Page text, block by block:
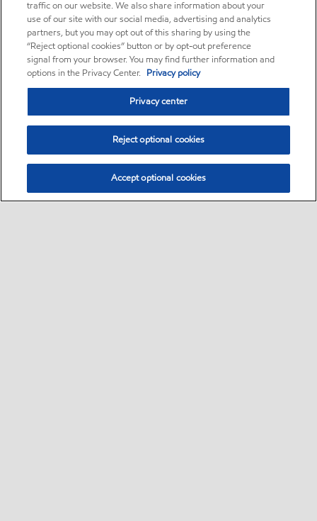
traffic on our website. We also share information about your
use of our site with our social media, advertising and analytics
partners, but you may opt out of this sharing by using the
“Reject optional cookies” button or by opt-out preference
signal from your browser. You may find further information and
options in the Privacy Center. Privacy policy
Privacy center
Reject optional cookies
Accept optional cookies